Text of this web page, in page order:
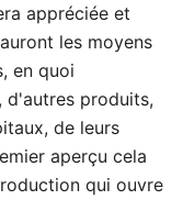
appréciée et
les moyens
en quoi
d'autres produits,
de leurs
aperçu cela
qui ouvre